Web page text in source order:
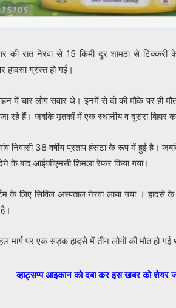
की रात नेरवा से 15 किमी दूर शामठा से
हादसा ग्रस्त हो गई।
में चार लोग सवार थे। इनमें से दो की मौके पर ही
रहे हैं। जबकि मृतकों में एक स्थानीय व दूसरा बिहार
निवासी 38 वर्षीय प्रताप हंसटा के रूप में हुई है।
के बाद आईजीएमसी शिमला रेफर किया गया।
के लिए सिविल अस्पताल नेरवा लाया गया । हादसे
मार्ग पर एक सड़क हादसे में तीन लोगों की माैत हो गई
व्हाट्सप्प आइकान को दबा कर इस खबर को शेयर